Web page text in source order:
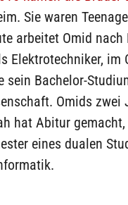
Sie waren
arbeitet Omid nach
Elektrotechniker, im
sein Bachelor-
Omids zwei
hat Abitur
eines dualen